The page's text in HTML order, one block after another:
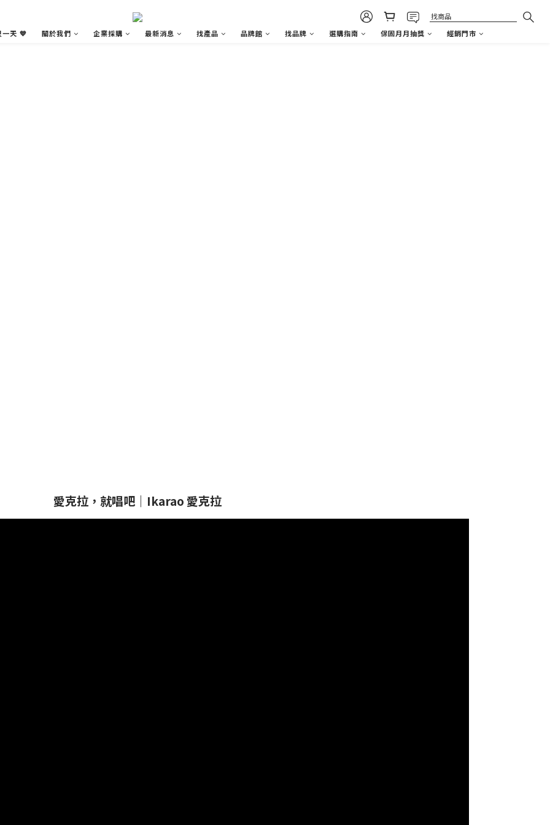
一天 💙 關於我們 企業採購 最新消息 找產品 品牌館 找品牌 選購指南 保固月月抽獎 經銷門市
愛克拉，就唱吧｜Ikarao 愛克拉